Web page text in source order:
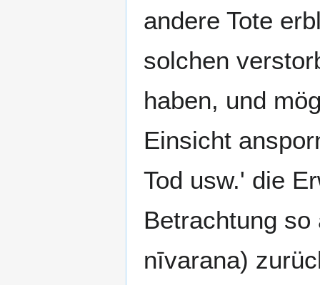
andere Tote
solchen
haben, und
Einsicht
Tod usw.' die
Betrachtung
nīvarana)